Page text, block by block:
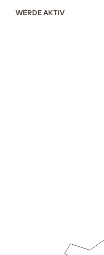
WERDE AKTIV